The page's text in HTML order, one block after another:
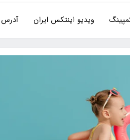
ویدیو اینتکس ایران آدرس